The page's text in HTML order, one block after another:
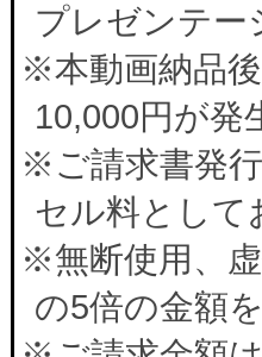
プレゼンテー
※本動画納品
10,000円が発
※ご請求書発
セル料として
※無断使用、
の5倍の金額